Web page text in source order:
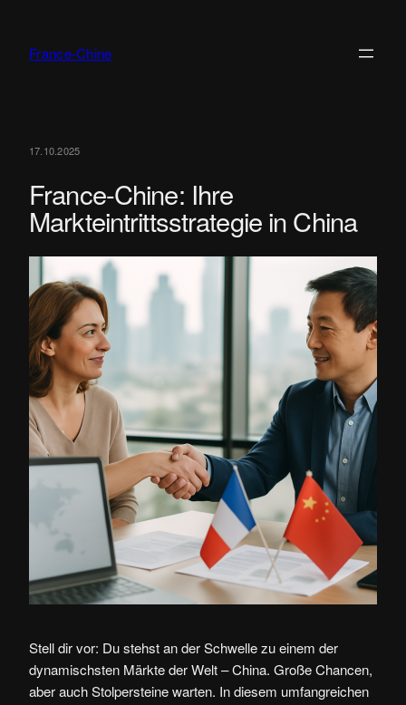
springen
France-Chine
17.10.2025
France-Chine: Ihre
Markteintrittsstrategie in China
Stell dir vor: Du stehst an der Schwelle zu einem der
dynamischsten Märkte der Welt – China. Große Chancen,
aber auch Stolpersteine warten. In diesem umfangreichen